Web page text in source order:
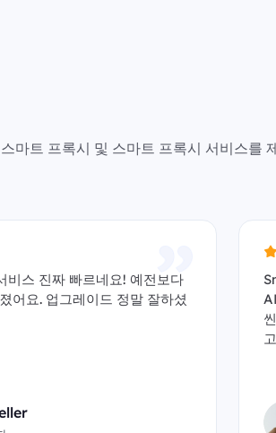
마트 프록시 및 스마트 프록시 서비스를
비스 진짜 빠르네요! 예전보다
어요. 업그레이드 정말 잘하셨